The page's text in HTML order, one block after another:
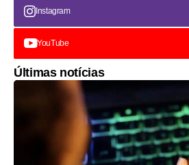
Instagram
YouTube
Últimas notícias